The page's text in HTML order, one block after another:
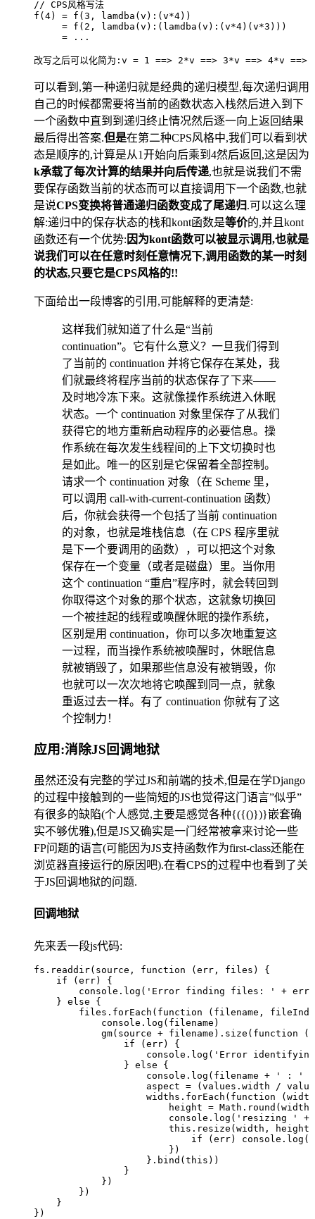
// CPS风格写法
f(4) = f(3, lamdba(v):(v*4))
     = f(2, lamdba(v):(lamdba(v):(v*4)(v*3)))
     = ...
改写之后可以化简为:v = 1 ==> 2*v ==> 3*v ==> 4*v ==>
可以看到,第一种递归就是经典的递归模型,每次递归调用
自己的时候都需要将当前的函数状态入栈然后进入到下
一个函数中直到到递归终止情况然后逐一向上返回结果
最后得出答案.但是在第二种CPS风格中,我们可以看到状
态是顺序的,计算是从1开始向后乘到4然后返回,这是因为
k承载了每次计算的结果并向后传递,也就是说我们不需
要保存函数当前的状态而可以直接调用下一个函数,也就
是说CPS变换将普通递归函数变成了尾递归.可以这么理
解:递归中的保存状态的栈和kont函数是等价的,并且kont
函数还有一个优势: 因为kont函数可以被显示调用,也就是
说我们可以在任意时刻任意情况下,调用函数的某一时刻
的状态,只要它是CPS风格的!!
下面给出一段博客的引用,可能解释的更清楚:
这样我们就知道了什么是“当前
continuation”。它有什么意义？一旦我们得到
了当前的 continuation 并将它保存在某处，我
们就最终将程序当前的状态保存了下来——
及时地冷冻下来。这就像操作系统进入休眠
状态。一个 continuation 对象里保存了从我们
获得它的地方重新启动程序的必要信息。操
作系统在每次发生线程间的上下文切换时也
是如此。唯一的区别是它保留着全部控制。
请求一个 continuation 对象（在 Scheme 里，
可以调用 call-with-current-continuation 函数）
后，你就会获得一个包括了当前 continuation
的对象，也就是堆栈信息（在 CPS 程序里就
是下一个要调用的函数），可以把这个对象
保存在一个变量（或者是磁盘）里。当你用
这个 continuation “重启”程序时，就会转回到
你取得这个对象的那个状态，这就象切换回
一个被挂起的线程或唤醒休眠的操作系统，
区别是用 continuation，你可以多次地重复这
一过程，而当操作系统被唤醒时，休眠信息
就被销毁了，如果那些信息没有被销毁，你
也就可以一次次地将它唤醒到同一点，就象
重返过去一样。有了 continuation 你就有了这
个控制力！
应用:消除JS回调地狱
虽然还没有完整的学过JS和前端的技术,但是在学Django
的过程中接触到的一些简短的JS也觉得这门语言”似乎”
有很多的缺陷(个人感觉,主要是感觉各种{({()})}嵌套确
实不够优雅),但是JS又确实是一门经常被拿来讨论一些
FP问题的语言(可能因为JS支持函数作为first-class还能在
浏览器直接运行的原因吧).在看CPS的过程中也看到了关
于JS回调地狱的问题.
回调地狱
先来丢一段js代码:
fs . readdir( source , function (err , files )
{
    if
(err) {
        console
. log ( ' Error finding files: ' + err
    }
else {
        files
. forEach ( function ( filename ,
            console
. log ( filename )
            gm
( source + filename ) . size ( function (
                if
(err) {
                    console
. log ( ' Error
                }
else {
                    console
. log ( filename + ' : '
                    aspect
= (values . width /
                    widths
. forEach ( function (width
                        height
= Math . round (width
                        console
. log ( ' resizing ' +
                        this
. resize (width , height
                            if
(err) console . log (
                        })
                    }
. bind (this ))
                }
            })
        })
    }
})